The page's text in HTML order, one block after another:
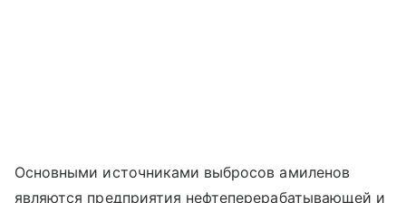
Основными источниками выбросов амиленов
являются предприятия нефтеперерабатывающей и